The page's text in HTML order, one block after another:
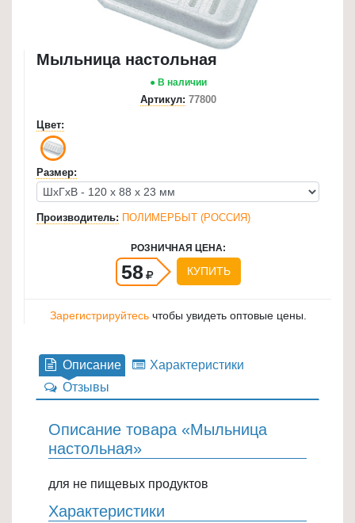
Мыльница настольная
● В наличии
Артикул: 77800
Цвет:
Размер:
Производитель: ПОЛИМЕРБЫТ (РОССИЯ)
РОЗНИЧНАЯ ЦЕНА:
58 КУПИТЬ
Зарегистрируйтесьчтобы увидеть оптовые цены.
Описание
Характеристики
Отзывы
Описание товара «Мыльница
настольная»
для не пищевых продуктов
Характеристики
Туризм
Посуда
товары
для
кухни
≡
уборки
+
Товары